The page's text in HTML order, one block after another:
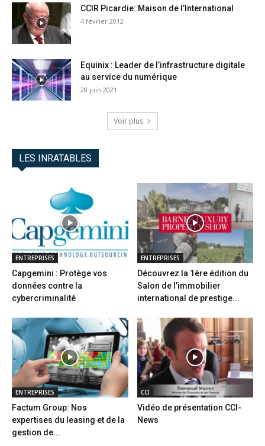
CCIR Picardie: Maison de l’International
4 février 2012
Equinix : Leader de l’infrastructure digitale
au service du numérique
28 juin 2021
Voir plus
LES INRATABLES
ENTREPRISES
Capgemini : Protège vos
données contre la
cybercriminalité
ENTREPRISES
Découvrez la 1ère édition du
Salon de l’immobilier
international de prestige...
ENTREPRISES
Factum Group: Nos
expertises du leasing et de la
gestion de...
CCI
Vidéo de présentation CCI-
News